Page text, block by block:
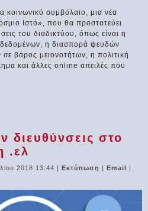
κοινωνικό συμβόλαιο, μια νέα
Ιστό», που θα προστατεύει
του διαδικτύου, όπως είναι η
η διασπορά ψευδών
βάρος μειονοτήτων, η πολιτική
και άλλες online απειλές που
διευθύνσεις στο
.ελ
2018 13:44 |Εκτύπωση |Email |